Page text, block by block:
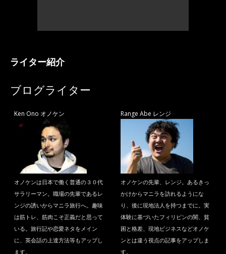
ライター紹介
ブログライター
Ken Ono オノケン
オノケンは日本で働く普通の３０代
サラリーマン。職場の先輩であるレ
ンジの誘いからマニラ旅行へ。趣味
は筋トレ、筋肉こそ正義だと思って
いる。旅行記や恋愛ネタをメイン
に、英会話の上達方法等もアップし
ます。
Range Abe レンジ
オノケンの先輩、レンジ。あるきっ
かけからマニラを訪れるようにな
り、後に現地法人を持つまでに。実
体験に基づいたフィリピンの闇、貧
困と格差、現地ビジネスなどオノケ
ンとは違う視点の記事をアップしま
す。